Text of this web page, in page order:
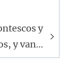
y
y van…